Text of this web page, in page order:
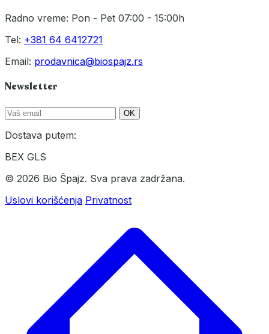
Radno vreme: Pon - Pet 07:00 - 15:00h
Tel: +381 64 6412721
Email: prodavnica@biospajz.rs
Newsletter
OK
Dostava putem:
BEX GLS
© 2026 Bio Špajz. Sva prava zadržana.
Uslovi korišćenja Privatnost